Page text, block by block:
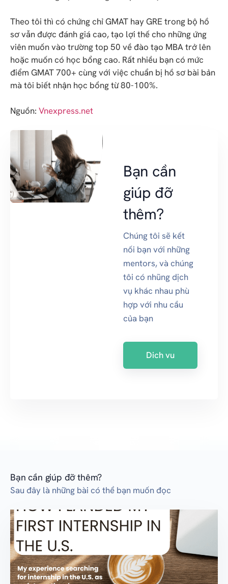
Theo tôi thì có chứng chỉ GMAT hay GRE trong bộ hồ
sơ vẫn được đánh giá cao, tạo lợi thế cho những ứng
viên muốn vào trường top 50 về đào tạo MBA trở lên
hoặc muốn có học bổng cao. Rất nhiều bạn có mức
điểm GMAT 700+ cùng với việc chuẩn bị hồ sơ bài bản
mà tôi biết nhận học bổng từ 80-100%.
Nguồn: Vnexpress.net
Bạn cần
giúp đỡ
thêm?
Chúng tôi sẽ kết
nối bạn với những
mentors, và chúng
tôi có nhũng dịch
vụ khác nhau phù
hợp với nhu cầu
của bạn
Dich vu
Bạn cần giúp đỡ thêm?
Sau đây là những bài có thể bạn muốn đọc